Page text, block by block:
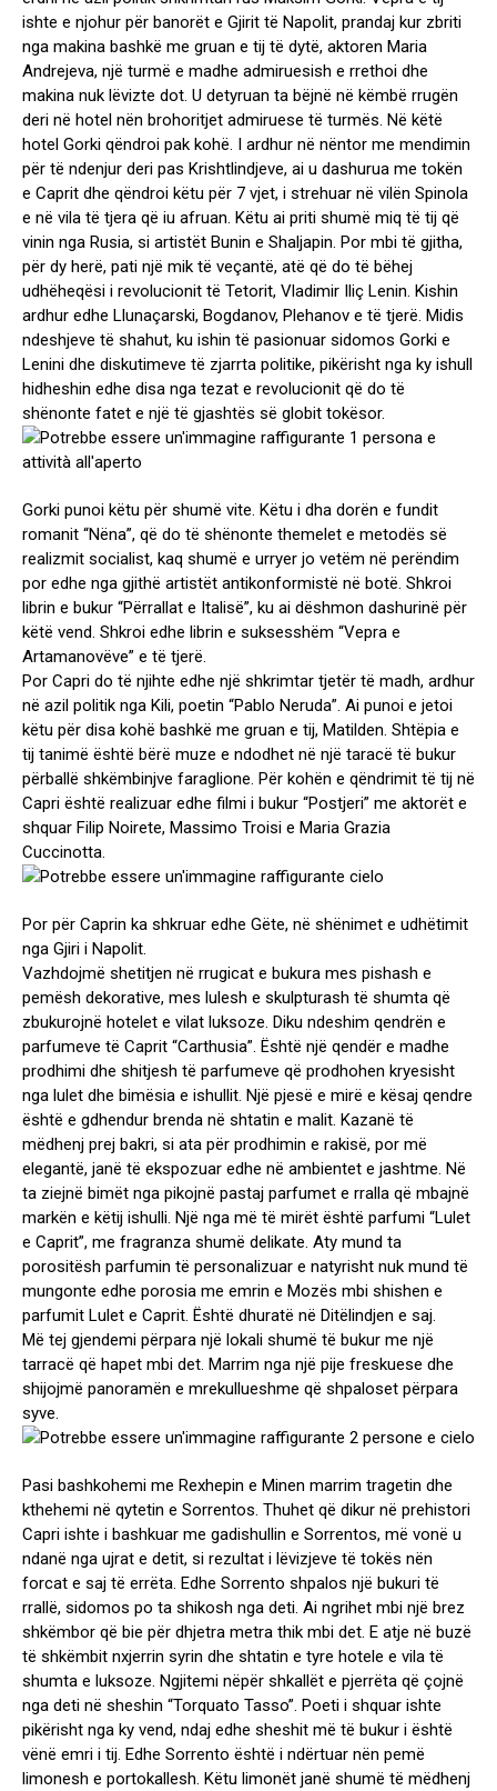
ishte e njohur për banorët e Gjirit të Napolit, prandaj kur zbriti
nga makina bashkë me gruan e tij të dytë, aktoren Maria
Andrejeva, një turmë e madhe admiruesish e rrethoi dhe
makina nuk lëvizte dot. U detyruan ta bëjnë në këmbë rrugën
deri në hotel nën brohoritjet admiruese të turmës. Në këtë
hotel Gorki qëndroi pak kohë. I ardhur në nëntor me mendimin
për të ndenjur deri pas Krishtlindjeve, ai u dashurua me tokën
e Caprit dhe qëndroi këtu për 7 vjet, i strehuar në vilën Spinola
e në vila të tjera që iu afruan. Këtu ai priti shumë miq të tij që
vinin nga Rusia, si artistët Bunin e Shaljapin. Por mbi të gjitha,
për dy herë, pati një mik të veçantë, atë që do të bëhej
udhëheqësi i revolucionit të Tetorit, Vladimir Iliç Lenin. Kishin
ardhur edhe Llunaçarski, Bogdanov, Plehanov e të tjerë. Midis
ndeshjeve të shahut, ku ishin të pasionuar sidomos Gorki e
Lenini dhe diskutimeve të zjarrta politike, pikërisht nga ky ishull
hidheshin edhe disa nga tezat e revolucionit që do të
shënonte fatet e një të gjashtës së globit tokësor.
Gorki punoi këtu për shumë vite. Këtu i dha dorën e fundit
romanit “Nëna”, që do të shënonte themelet e metodës së
realizmit socialist, kaq shumë e urryer jo vetëm në perëndim
por edhe nga gjithë artistët antikonformistë në botë. Shkroi
librin e bukur “Përrallat e Italisë”, ku ai dëshmon dashurinë për
këtë vend. Shkroi edhe librin e suksesshëm “Vepra e
Artamanovëve” e të tjerë.
Por Capri do të njihte edhe një shkrimtar tjetër të madh, ardhur
në azil politik nga Kili, poetin “Pablo Neruda”. Ai punoi e jetoi
këtu për disa kohë bashkë me gruan e tij, Matilden. Shtëpia e
tij tanimë është bërë muze e ndodhet në një taracë të bukur
përballë shkëmbinjve faraglione. Për kohën e qëndrimit të tij në
Capri është realizuar edhe filmi i bukur “Postjeri” me aktorët e
shquar Filip Noirete, Massimo Troisi e Maria Grazia
Cuccinotta.
Por për Caprin ka shkruar edhe Gëte, në shënimet e udhëtimit
nga Gjiri i Napolit.
Vazhdojmë shetitjen në rrugicat e bukura mes pishash e
pemësh dekorative, mes lulesh e skulpturash të shumta që
zbukurojnë hotelet e vilat luksoze. Diku ndeshim qendrën e
parfumeve të Caprit “Carthusia”. Është një qendër e madhe
prodhimi dhe shitjesh të parfumeve që prodhohen kryesisht
nga lulet dhe bimësia e ishullit. Një pjesë e mirë e kësaj qendre
është e gdhendur brenda në shtatin e malit. Kazanë të
mëdhenj prej bakri, si ata për prodhimin e rakisë, por më
elegantë, janë të ekspozuar edhe në ambientet e jashtme. Në
ta ziejnë bimët nga pikojnë pastaj parfumet e rralla që mbajnë
markën e këtij ishulli. Një nga më të mirët është parfumi “Lulet
e Caprit”, me fragranza shumë delikate. Aty mund ta
porositësh parfumin të personalizuar e natyrisht nuk mund të
mungonte edhe porosia me emrin e Mozës mbi shishen e
parfumit Lulet e Caprit. Është dhuratë në Ditëlindjen e saj.
Më tej gjendemi përpara një lokali shumë të bukur me një
tarracë që hapet mbi det. Marrim nga një pije freskuese dhe
shijojmë panoramën e mrekullueshme që shpaloset përpara
syve.
Pasi bashkohemi me Rexhepin e Minen marrim tragetin dhe
kthehemi në qytetin e Sorrentos. Thuhet që dikur në prehistori
Capri ishte i bashkuar me gadishullin e Sorrentos, më vonë u
ndanë nga ujrat e detit, si rezultat i lëvizjeve të tokës nën
forcat e saj të errëta. Edhe Sorrento shpalos një bukuri të
rrallë, sidomos po ta shikosh nga deti. Ai ngrihet mbi një brez
shkëmbor që bie për dhjetra metra thik mbi det. E atje në buzë
të shkëmbit nxjerrin syrin dhe shtatin e tyre hotele e vila të
shumta e luksoze. Ngjitemi nëpër shkallët e pjerrëta që çojnë
nga deti në sheshin “Torquato Tasso”. Poeti i shquar ishte
pikërisht nga ky vend, ndaj edhe sheshit më të bukur i është
vënë emri i tij. Edhe Sorrento është i ndërtuar nën pemë
limonesh e portokallesh. Këtu limonët janë shumë të mëdhenj